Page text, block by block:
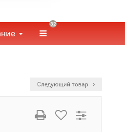
32
Следующий товар